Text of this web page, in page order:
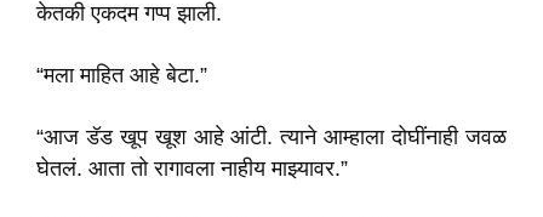
केतकी एकदम गप्प झाली.
“मला माहित आहे बेटा.”
“आज डॅड खूप खूश आहे आंटी. त्याने आम्हाला दोघींनाही जवळ
घेतलं. आता तो रागावला नाहीय माझ्यावर.”